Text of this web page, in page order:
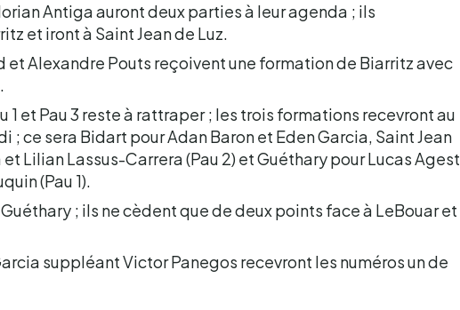
Antiga auront deux parties à leur agenda ; ils
et iront à Saint Jean de Luz.
et Alexandre Pouts reçoivent une formation de Biarritz avec
1 et Pau 3 reste à rattraper ; les trois formations recevront au
ce sera Bidart pour Adan Baron et Eden Garcia, Saint Jean
Lilian Lassus-Carrera (Pau 2) et Guéthary pour Lucas Agest
(Pau 1).
; ils ne cèdent que de deux points face à LeBouar et
suppléant Victor Panegos recevront les numéros un de